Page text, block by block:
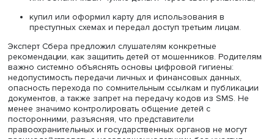
преступления, поэтому всегда лучше отказаться от
сомнительного заработка», — отметил эксперт Сбера.
В июле 2025 г. вступили в силу изменения в статью 187
«Неправомерный оборот средств платежей»,
действий, связанных с дропперством. Теперь уголовная
ответственность наступает, если человек:
передал свою банковскую карту, счет или доступ
другому лицу из корыстной заинтересованности
совершения незаконных операций;